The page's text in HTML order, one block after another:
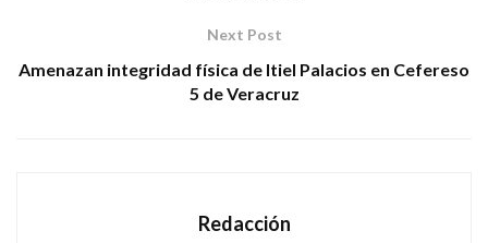
Next Post
Amenazan integridad física de Itiel Palacios en Cefereso
5 de Veracruz
Redacción